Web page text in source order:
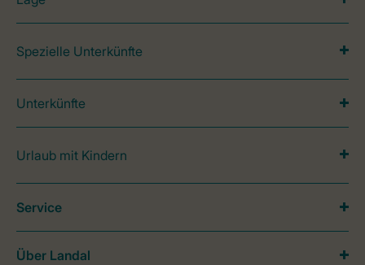
Spezielle Unterkünfte
Unterkünfte
Urlaub mit Kindern
Service
Über Landal